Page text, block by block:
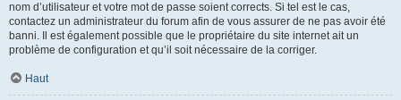
nom d’utilisateur et votre mot de passe soient corrects. Si tel est le cas,
contactez un administrateur du forum afin de vous assurer de ne pas avoir été
banni. Il est également possible que le propriétaire du site internet ait un
problème de configuration et qu’il soit nécessaire de la corriger.
Haut